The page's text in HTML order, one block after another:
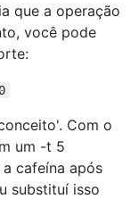
que a operação
você pode
Com o
um -t 5
cafeína após
substituí isso